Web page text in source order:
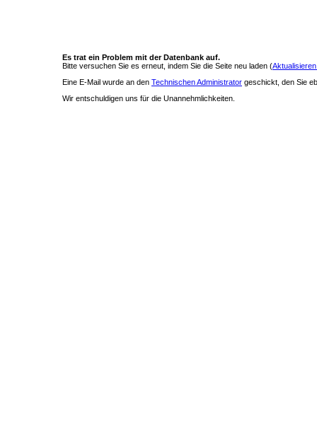
Es trat ein Problem mit der Datenbank auf.
Bitte versuchen Sie es erneut, indem Sie die Seite neu laden (
Eine E-Mail wurde an den Technischen Administrator geschickt, den Sie
Wir entschuldigen uns für die Unannehmlichkeiten.